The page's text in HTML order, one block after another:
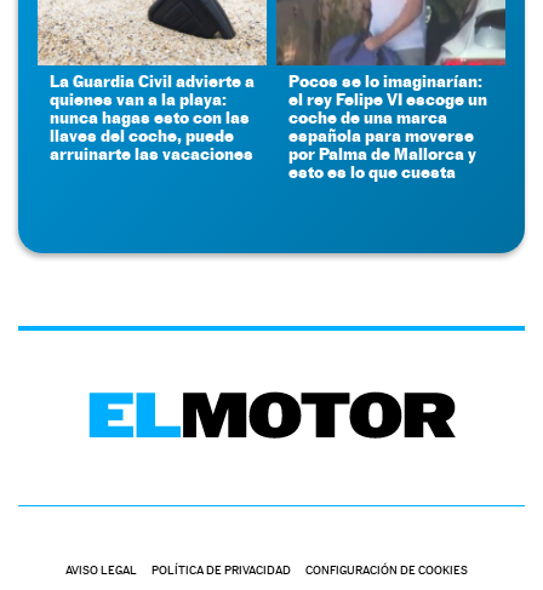
La Guardia Civil advierte a
quienes van a la playa:
nunca hagas esto con las
llaves del coche, puede
arruinarte las vacaciones
Pocos se lo imaginarían:
el rey Felipe VI escoge un
coche de una marca
española para moverse
por Palma de Mallorca y
esto es lo que cuesta
AVISO LEGAL POLÍTICA DE PRIVACIDAD CONFIGURACIÓN DE COOKIES